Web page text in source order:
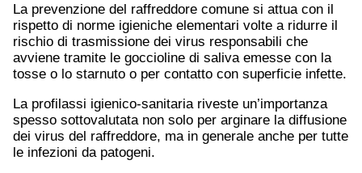
La prevenzione del raffreddore comune si attua con il
rispetto di norme igieniche elementari volte a ridurre il
rischio di trasmissione dei virus responsabili che
avviene tramite le goccioline di saliva emesse con la
tosse o lo starnuto o per contatto con superficie infette.
La profilassi igienico-sanitaria riveste un’importanza
spesso sottovalutata non solo per arginare la diffusione
dei virus del raffreddore, ma in generale anche per tutte
le infezioni da patogeni.